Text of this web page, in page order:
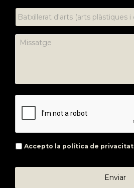
Accepto la política de privacitat